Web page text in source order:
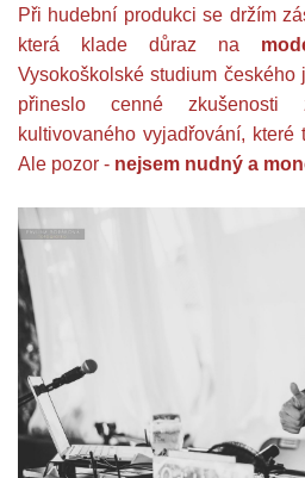
Při hudební produkci se držím
která klade důraz na
Vysokoškolské studium českého
přineslo cenné
kultivovaného vyjadřování, které
Ale pozor - nejsem nudný a